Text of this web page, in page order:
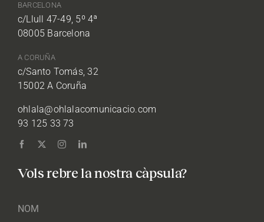
BARCELONA
c/Llull 47-49, 5º 4ª
08005 Barcelona
A CORUÑA
c/Santo Tomás, 32
15002 A Coruña
ohlala@ohlalacomunicacio.com
93 125 33 73
Vols rebre la nostra càpsula?